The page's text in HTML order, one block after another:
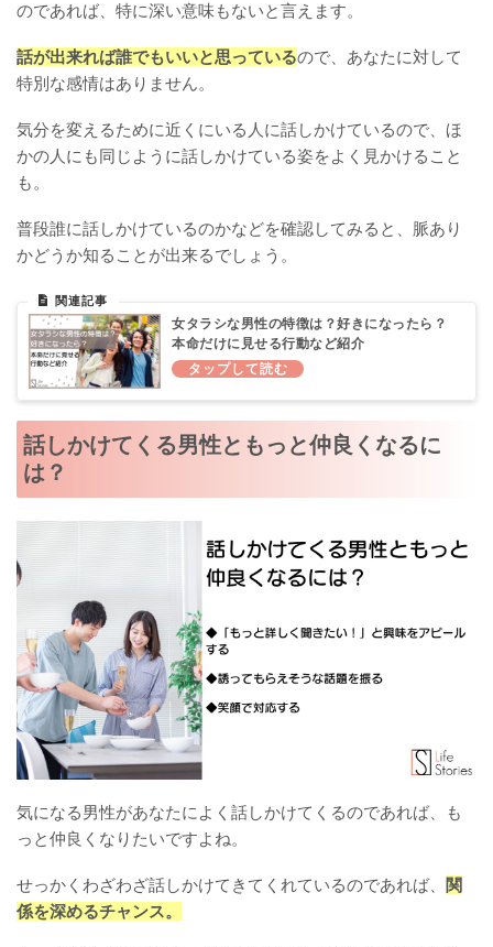
のであれば、特に深い意味もないと言えます。
話が出来れば誰でもいいと思っているので、あなたに対して
特別な感情はありません。
気分を変えるために近くにいる人に話しかけているので、ほ
かの人にも同じように話しかけている姿をよく見かけること
も。
普段誰に話しかけているのかなどを確認してみると、脈あり
かどうか知ることが出来るでしょう。
女タラシな男性の特徴は？好きになったら？
本命だけに見せる行動など紹介
話しかけてくる男性ともっと仲良くなるに
は？
気になる男性があなたによく話しかけてくるのであれば、も
っと仲良くなりたいですよね。
せっかくわざわざ話しかけてきてくれているのであれば、
関
係を深めるチャンス。